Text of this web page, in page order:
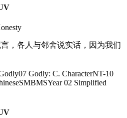
，各人与邻舍说实话，因为我们
07 Godly: C. CharacterNT-10
SMBMSYear 02 Simplified